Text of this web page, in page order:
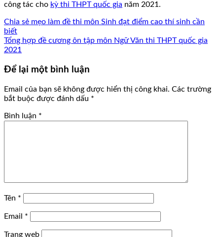
công tác cho kỳ thi THPT quốc gia năm 2021.
Chia sẻ mẹo làm đề thi môn Sinh đạt điểm cao thí sinh cần
biết
Tổng hợp đề cương ôn tập môn Ngữ Văn thi THPT quốc gia
2021
Để lại một bình luận
Email của bạn sẽ không được hiển thị công khai. Các trường
bắt buộc được đánh dấu *
Bình luận *
Tên *
Email *
Trang web